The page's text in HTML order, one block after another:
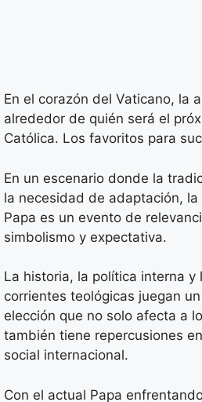
En el corazón del Vaticano, la
alrededor de quién será el
Católica. Los favoritos para
En un escenario donde la
la necesidad de adaptación,
Papa es un evento de
simbolismo y expectativa.
La historia, la política interna y
corrientes teológicas juegan
elección que no solo afecta a
también tiene repercusiones
social internacional.
Con el actual Papa